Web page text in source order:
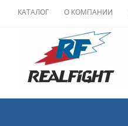
КАТАЛОГ О КОМПАНИИ